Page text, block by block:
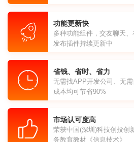
功能更新快
多种功能组件，交友聊天
发布插件持续更新中
省钱、省时、省力
无需找APP开发公司、无
成本均可节省90%
市场认可度高
荣获中国(深圳)科技创投创
务教育教材《信息技术》